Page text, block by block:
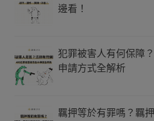
邊看！
犯罪被害人有何保障
申請方式全解析
羈押等於有罪嗎？羈